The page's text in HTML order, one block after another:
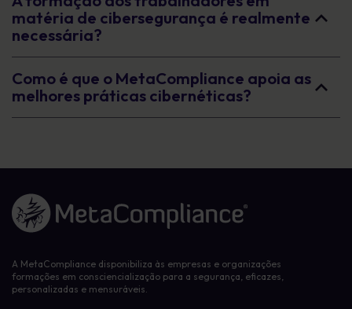
matéria de cibersegurança é realmente
necessária?
Como é que o MetaCompliance apoia as
melhores práticas cibernéticas?
Ligação à página inicial
A MetaCompliance disponibiliza às empresas e organizações
formações em consciencialização para a segurança, eficazes,
personalizadas e mensuráveis.